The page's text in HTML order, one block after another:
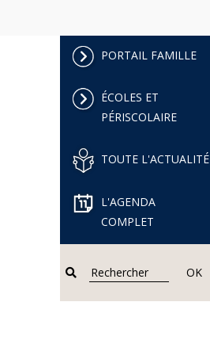
PORTAIL FAMILLE
ÉCOLES ET
PÉRISCOLAIRE
TOUTE L'ACTUALITÉ
L'AGENDA
COMPLET
OK